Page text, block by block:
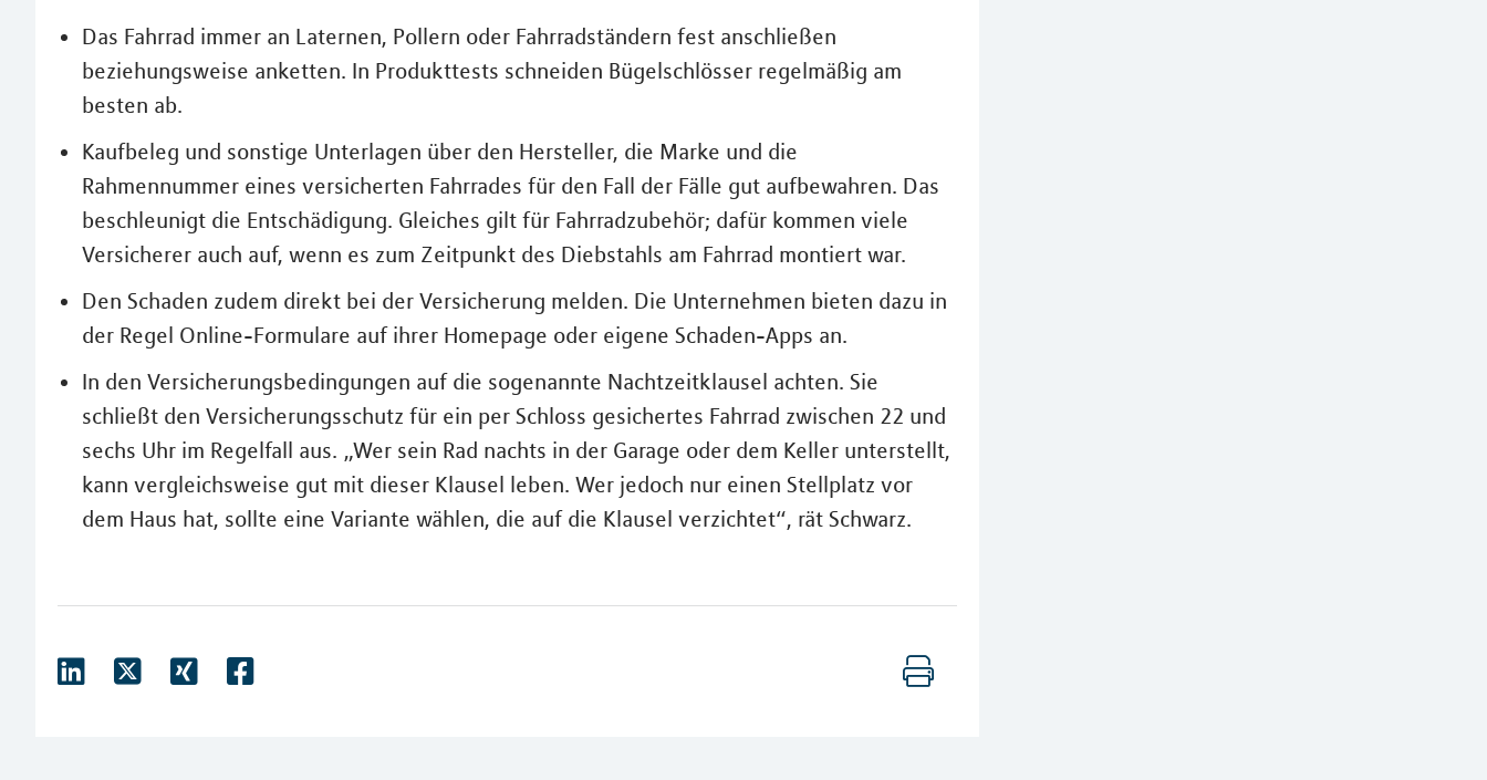
Das Fahrrad immer an Laternen, Pollern oder Fahrradständern fest anschließen
beziehungsweise anketten. In Produkttests schneiden Bügelschlösser regelmäßig am
besten ab.
Kaufbeleg und sonstige Unterlagen über den Hersteller, die Marke und die
Rahmennummer eines versicherten Fahrrades für den Fall der Fälle gut aufbewahren. Das
beschleunigt die Entschädigung. Gleiches gilt für Fahrradzubehör; dafür kommen viele
Versicherer auch auf, wenn es zum Zeitpunkt des Diebstahls am Fahrrad montiert war.
Den Schaden zudem direkt bei der Versicherung melden. Die Unternehmen bieten dazu in
der Regel Online-Formulare auf ihrer Homepage oder eigene Schaden-Apps an.
In den Versicherungsbedingungen auf die sogenannte Nachtzeitklausel achten. Sie
schließt den Versicherungsschutz für ein per Schloss gesichertes Fahrrad zwischen 22 und
sechs Uhr im Regelfall aus. „Wer sein Rad nachts in der Garage oder dem Keller unterstellt,
kann vergleichsweise gut mit dieser Klausel leben. Wer jedoch nur einen Stellplatz vor
dem Haus hat, sollte eine Variante wählen, die auf die Klausel verzichtet“, rät Schwarz.